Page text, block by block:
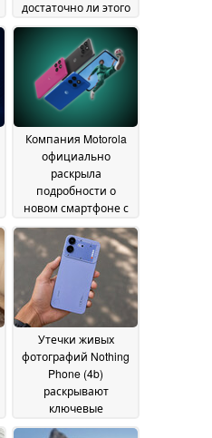
достаточно ли этого
для получения
качественных
фотографий?15 July
2026
Компания Motorola
официально
раскрыла
подробности о
новом смартфоне с
разъемом для
наушников 3,5 мм
ещё до его запуска06
July 2026
Утечки живых
фотографий Nothing
Phone (4b)
раскрывают
ключевые
технические